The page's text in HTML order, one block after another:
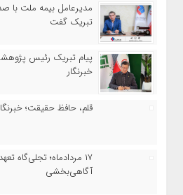
مدیرعامل بیمه ملت با
تبریک گفت
پیام تبریک رئیس
خبرنگار
قلم، حافظ حقیقت؛
۱۷ مردادماه‌؛
آگاهی‌بخشی